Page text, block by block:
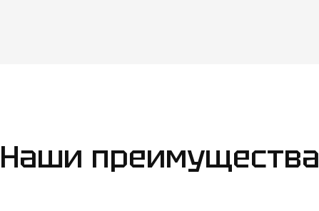
Наши преимущества